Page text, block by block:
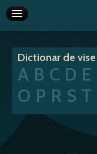
Interpretare vise
Articole
Va recomandam
Dictionar de vise
A B C D E
O P R S T